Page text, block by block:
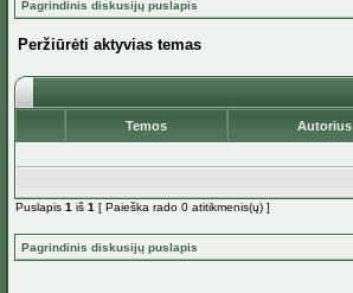
Pagrindinis diskusijų puslapis
Peržiūrėti aktyvias temas
Temos Autorius
Puslapis 1 iš 1 [ Paieška rado 0 atitikmenis(ų) ]
Pagrindinis diskusijų puslapis